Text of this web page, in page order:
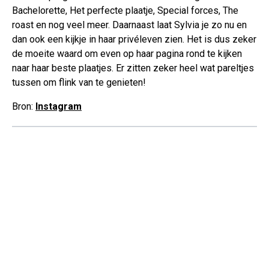
Bachelorette, Het perfecte plaatje, Special forces, The
roast en nog veel meer. Daarnaast laat Sylvia je zo nu en
dan ook een kijkje in haar privéleven zien. Het is dus zeker
de moeite waard om even op haar pagina rond te kijken
naar haar beste plaatjes. Er zitten zeker heel wat pareltjes
tussen om flink van te genieten!
Bron: Instagram